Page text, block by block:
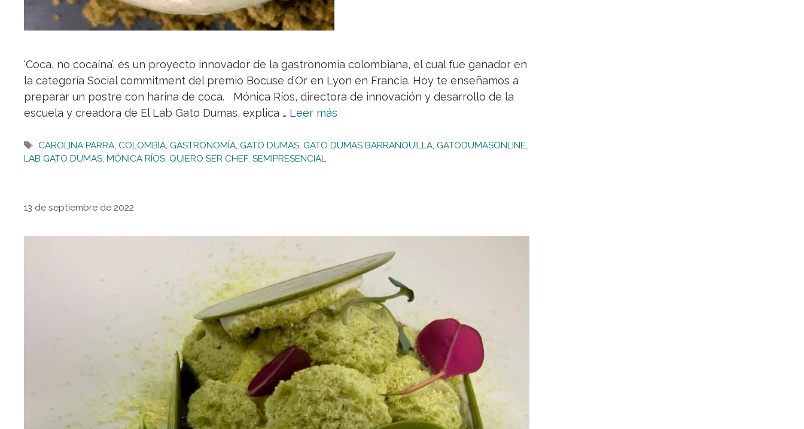
‘Coca, no cocaína’, es un proyecto innovador de la gastronomía colombiana, el cual fue ganador en
la categoría Social commitment del premio Bocuse d’Or en Lyon en Francia. Hoy te enseñamos a
preparar un postre con harina de coca. Mónica Ríos, directora de innovación y desarrollo de la
escuela y creadora de El Lab Gato Dumas, explica … Leer más
Etiquetas
CAROLINA PARRA,COLOMBIA,GASTRONOMÍA,GATO DUMAS,GATO DUMAS BARRANQUILLA,GATODUMASONLINE,
LAB GATO DUMAS, MÓNICA RÍOS, QUIERO SER CHEF, SEMIPRESENCIAL
13 de septiembre de 2022